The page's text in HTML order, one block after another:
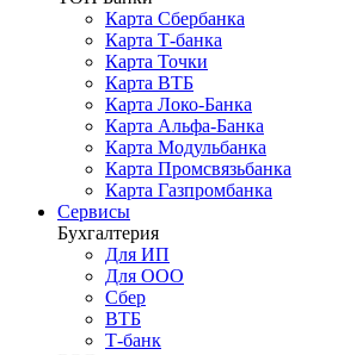
Карта Сбербанка
Карта Т-банка
Карта Точки
Карта ВТБ
Карта Локо-Банка
Карта Альфа-Банка
Карта Модульбанка
Карта Промсвязьбанка
Карта Газпромбанка
Сервисы
Бухгалтерия
Для ИП
Для ООО
Сбер
ВТБ
Т-банк